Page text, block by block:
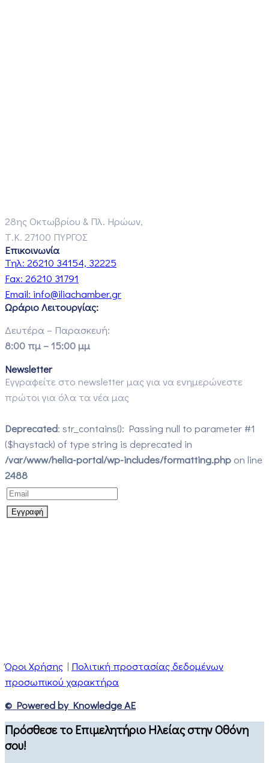
28ης Οκτωβρίου & Πλ. Ηρώων,
Τ.Κ. 27100 ΠΥΡΓΟΣ
Επικοινωνία
Τηλ: 26210 34154, 32225
Fax: 26210 31791
Email: info@iliachamber.gr
Ωράριο Λειτουργίας:
Δευτέρα – Παρασκευή:
8:00 πμ – 15:00 μμ
Newsletter
Εγγραφείτε στο newsletter μας για να ενημερώνεστε
πρώτοι για όλα τα νέα μας
Deprecated: str_contains(): Passing null to parameter #1
($haystack) of type string is deprecated in
/var/www/helia-portal/wp-includes/formatting.php on line
2488
Όροι Χρήσης | Πολιτική προστασίας δεδομένων
προσωπικού χαρακτήρα
© Powered by Knowledge AE
Πρόσθεσε το Επιμελητήριο Ηλείας στην Οθόνη
σου!